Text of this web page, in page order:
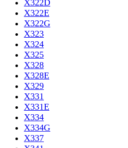
X322D
X322E
X322G
X323
X324
X325
X328
X328E
X329
X331
X331E
X334
X334G
X337